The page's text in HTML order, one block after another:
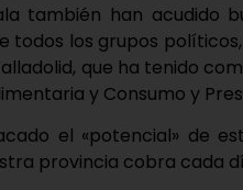
también han acudido
todos los grupos
que ha tenido
y Consumo y
el «potencial» de
provincia cobra cada